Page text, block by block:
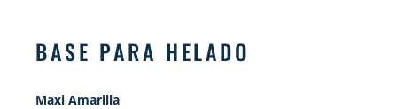
BASE PARA HELADO
Maxi Amarilla